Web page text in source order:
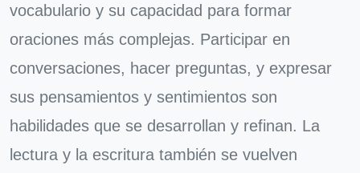
vocabulario y su capacidad para formar
oraciones más complejas. Participar en
conversaciones, hacer preguntas, y expresar
sus pensamientos y sentimientos son
habilidades que se desarrollan y refinan. La
lectura y la escritura también se vuelven